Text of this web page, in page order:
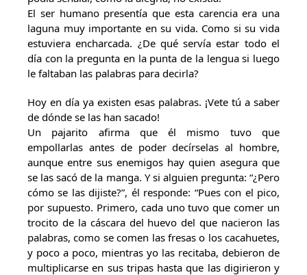
El ser humano presentía que esta carencia era una
laguna muy importante en su vida. Como si su vida
estuviera encharcada. ¿De qué servía estar todo el
día con la pregunta en la punta de la lengua si luego
le faltaban las palabras para decirla?
Hoy en día ya existen esas palabras. ¡Vete tú a saber
de dónde se las han sacado!
Un pajarito afirma que él mismo tuvo que
empollarlas antes de poder decírselas al hombre,
aunque entre sus enemigos hay quien asegura que
se las sacó de la manga. Y si alguien pregunta: “¿Pero
cómo se las dijiste?”, él responde: “Pues con el pico,
por supuesto. Primero, cada uno tuvo que comer un
trocito de la cáscara del huevo del que nacieron las
palabras, como se comen las fresas o los cacahuetes,
y poco a poco, mientras yo las recitaba, debieron de
multiplicarse en sus tripas hasta que las digirieron y